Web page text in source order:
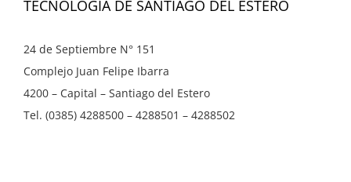
TECNOLOGÍA DE SANTIAGO DEL ESTERO
24 de Septiembre N° 151
Complejo Juan Felipe Ibarra
4200 – Capital – Santiago del Estero
Tel. (0385) 4288500 – 4288501 – 4288502